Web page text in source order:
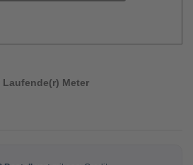
Laufende(r) Meter